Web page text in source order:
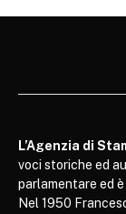
L’Agenzia di
voci storiche ed
parlamentare ed
Nel 1950